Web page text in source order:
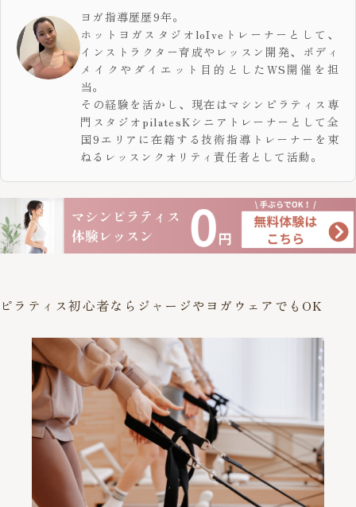
ヨガ指導歴歴9年。
ホットヨガスタジオloIveトレーナーとして、
インストラクター育成やレッスン開発、ボディ
メイクやダイエット目的としたWS開催を担
当。
その経験を活かし、現在はマシンピラティス専
門スタジオpilatesKシニアトレーナーとして全
国9エリアに在籍する技術指導トレーナーを束
ねるレッスンクオリティ責任者として活動。
ピラティス初心者ならジャージやヨガウェアでもOK